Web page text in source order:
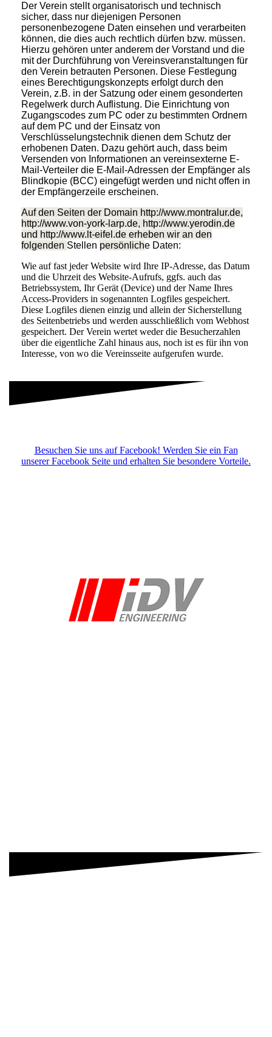
Der Verein stellt organisatorisch und technisch
sicher, dass nur diejenigen Personen
personenbezogene Daten einsehen und verarbeiten
können, die dies auch rechtlich dürfen bzw. müssen.
Hierzu gehören unter anderem der Vorstand und die
mit der Durchführung von Vereinsveranstaltungen für
den Verein betrauten Personen. Diese Festlegung
eines Berechtigungskonzepts erfolgt durch den
Verein, z.B. in der Satzung oder einem gesonderten
Regelwerk durch Auflistung. Die Einrichtung von
Zugangscodes zum PC oder zu bestimmten Ordnern
auf dem PC und der Einsatz von
Verschlüsselungstechnik dienen dem Schutz der
erhobenen Daten. Dazu gehört auch, dass beim
Versenden von Informationen an vereinsexterne E-
Mail-Verteiler die E-Mail-Adressen der Empfänger als
Blindkopie (BCC) eingefügt werden und nicht offen in
der Empfängerzeile erscheinen.
Auf den Seiten der Domain http://www.montralur.de,
http://www.von-york-larp.de, http://www.yerodin.de
und http://www.lt-eifel.de erheben wir an den
folgenden Stellen persönliche Daten:
Wie auf fast jeder Website wird Ihre IP-Adresse, das Datum
und die Uhrzeit des Website-Aufrufs, ggfs. auch das
Betriebssystem, Ihr Gerät (Device) und der Name Ihres
Access-Providers in sogenannten Logfiles gespeichert.
Diese Logfiles dienen einzig und allein der Sicherstellung
des Seitenbetriebs und werden ausschließlich vom Webhost
gespeichert. Der Verein wertet weder die Besucherzahlen
über die eigentliche Zahl hinaus aus, noch ist es für ihn von
Interesse, von wo die Vereinsseite aufgerufen wurde.
Besuchen Sie uns auf Facebook! Werden Sie ein Fan
unserer Facebook Seite und erhalten Sie besondere Vorteile.